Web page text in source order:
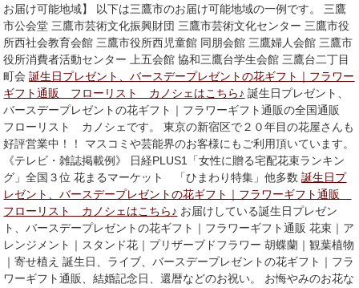
お届け可能地域】 以下は三鷹市のお届け可能地域の一例です。 三鷹
市公会堂 三鷹市芸術文化振興財団 三鷹市芸術文化センター 三鷹市役
所西社会教育会館 三鷹市役所西児童館 同朋会館 三鷹婦人会館 三鷹市
役所消費者活動センター 上五会館 協和三鷹台学生会館 三鷹台二丁目
町会誕生日プレゼント、バースデープレゼントの花ギフト｜フラワー
ギフト通販 フローリスト カノシェはこちら♪ 誕生日プレゼント、
バースデープレゼントの花ギフト｜フラワーギフト通販の全国通販
フローリスト カノシェです。 東京の新宿区で２０年目の花屋さんも
好評営業中！！ マスコミや芸能界のお客様にもご利用頂いています。
《テレビ・雑誌掲載例》 日経PLUS1「女性に贈る宅配花束ランキン
グ」全国３位 花まるマーケット 「ひまわり特集」他多数誕生日プ
レゼント、バースデープレゼントの花ギフト｜フラワーギフト通販
フローリスト カノシェはこちら♪ お届けしている誕生日プレゼン
ト、バースデープレゼントの花ギフト｜フラワーギフト通販 花束｜ア
レンジメント｜スタンド花｜プリザーブドフラワー 胡蝶蘭｜観葉植物
｜寄せ植え 誕生日、ライブ、バースデープレゼントの花ギフト｜フラ
ワーギフト通販、結婚記念日、還暦などのお祝い。 お悔やみのお花な